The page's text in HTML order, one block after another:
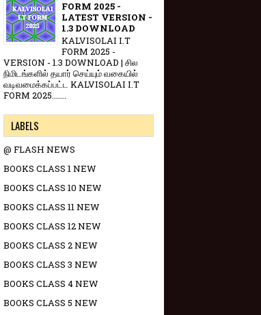
FORM 2025 -
LATEST VERSION -
1.3 DOWNLOAD
KALVISOLAI I.T
FORM 2025 -
VERSION - 1.3 DOWNLOAD | சில
நிமிடங்களில் தயார் செய்யும் வகையில்
வடிவமைக்கப்பட்ட KALVISOLAI I.T
FORM 2025.......
LABELS
@ FLASH NEWS
BOOKS CLASS 1 NEW
BOOKS CLASS 10 NEW
BOOKS CLASS 11 NEW
BOOKS CLASS 12 NEW
BOOKS CLASS 2 NEW
BOOKS CLASS 3 NEW
BOOKS CLASS 4 NEW
BOOKS CLASS 5 NEW